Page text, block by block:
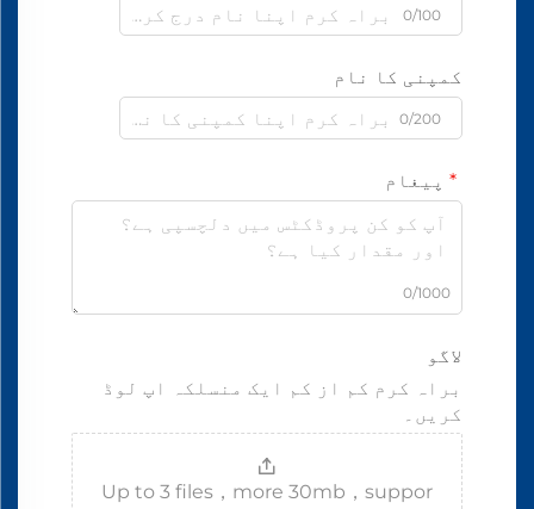
0/100
کمپنی کا نام
0/200
پیغام
0/1000
لاگو
براہ کرم کم از کم ایک منسلکہ اپ لوڈ
کریں۔
Up to 3 files，more 30mb，suppor